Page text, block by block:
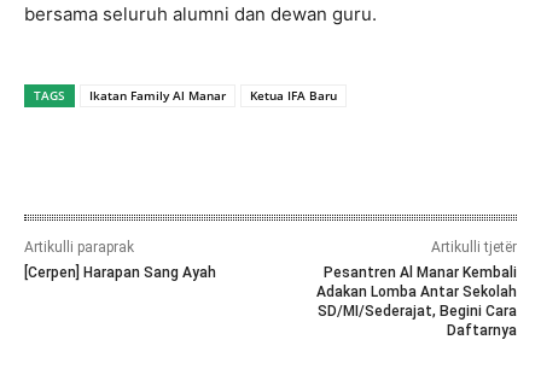
bersama seluruh alumni dan dewan guru.
TAGS Ikatan Family Al Manar Ketua IFA Baru
Artikulli paraprak
[Cerpen] Harapan Sang Ayah
Artikulli tjetër
Pesantren Al Manar Kembali
Adakan Lomba Antar Sekolah
SD/MI/Sederajat, Begini Cara
Daftarnya